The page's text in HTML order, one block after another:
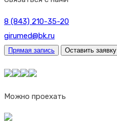
8 (843) 210-35-20
girumed@bk.ru
Прямая запись Оставить заявку
Можно проехать